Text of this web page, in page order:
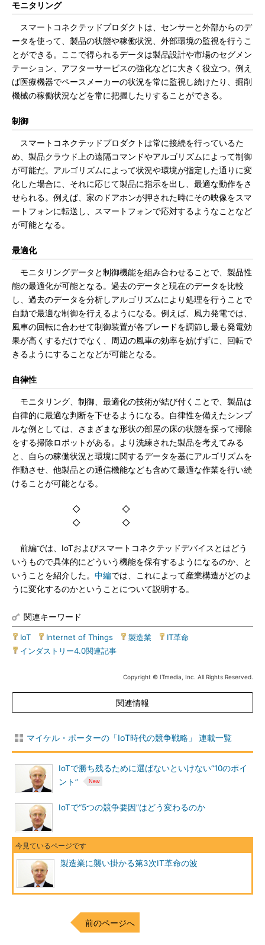
モニタリング
スマートコネクテッドプロダクトは、センサーと外部からのデ
ータを使って、製品の状態や稼働状況、外部環境の監視を行うこ
とができる。ここで得られるデータは製品設計や市場のセグメン
テーション、アフターサービスの強化などに大きく役立つ。例え
ば医療機器でペースメーカーの状況を常に監視し続けたり、掘削
機械の稼働状況などを常に把握したりすることができる。
制御
スマートコネクテッドプロダクトは常に接続を行っているた
め、製品クラウド上の遠隔コマンドやアルゴリズムによって制御
が可能だ。アルゴリズムによって状況や環境が指定した通りに変
化した場合に、それに応じて製品に指示を出し、最適な動作をさ
せられる。例えば、家のドアホンが押された時にその映像をスマ
ートフォンに転送し、スマートフォンで応対するようなことなど
が可能となる。
最適化
モニタリングデータと制御機能を組み合わせることで、製品性
能の最適化が可能となる。過去のデータと現在のデータを比較
し、過去のデータを分析しアルゴリズムにより処理を行うことで
自動で最適な制御を行えるようになる。例えば、風力発電では、
風車の回転に合わせて制御装置が各ブレードを調節し最も発電効
果が高くするだけでなく、周辺の風車の効率を妨げずに、回転で
きるようにすることなどが可能となる。
自律性
モニタリング、制御、最適化の技術が結び付くことで、製品は
自律的に最適な判断を下せるようになる。自律性を備えたシンプ
ルな例としては、さまざまな形状の部屋の床の状態を探って掃除
をする掃除ロボットがある。より洗練された製品を考えてみる
と、自らの稼働状況と環境に関するデータを基にアルゴリズムを
作動させ、他製品との通信機能なども含めて最適な作業を行い続
けることが可能となる。
◇ ◇
◇ ◇
前編では、IoTおよびスマートコネクテッドデバイスとはどう
いうもので具体的にどういう機能を保有するようになるのか、と
いうことを紹介した。 中編では、これによって産業構造がどのよ
うに変化するのかということについて説明する。
関連キーワード
IoT Internet of Things 製造業 IT革命
インダストリー4.0関連記事
Copyright © ITmedia, Inc. All Rights Reserved.
関連情報
マイケル・ポーターの「IoT時代の競争戦略」 連載一覧
IoTで勝ち残るために選ばないといけない“10のポイ
ント”
IoTで“5つの競争要因”はどう変わるのか
製造業に襲い掛かる第3次IT革命の波
前のページへ